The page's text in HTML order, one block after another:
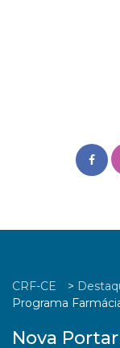
CRF-CE >
Programa
Nova